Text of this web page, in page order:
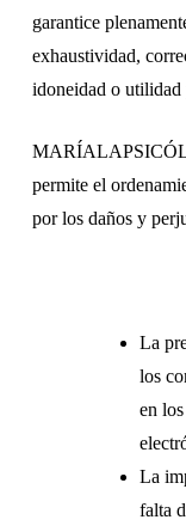
garantice
exhaustividad,
idoneidad o utilidad
permite el
por los daños y
La
los
en
La
falta